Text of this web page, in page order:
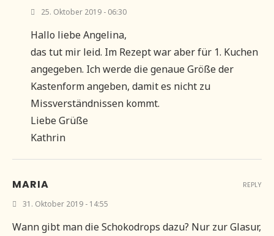
25. Oktober 2019 - 06:30
Hallo liebe Angelina,
das tut mir leid. Im Rezept war aber für 1. Kuchen
angegeben. Ich werde die genaue Größe der
Kastenform angeben, damit es nicht zu
Missverständnissen kommt.
Liebe Grüße
Kathrin
MARIA
31. Oktober 2019 - 14:55
Wann gibt man die Schokodrops dazu? Nur zur Glasur,
REPLY